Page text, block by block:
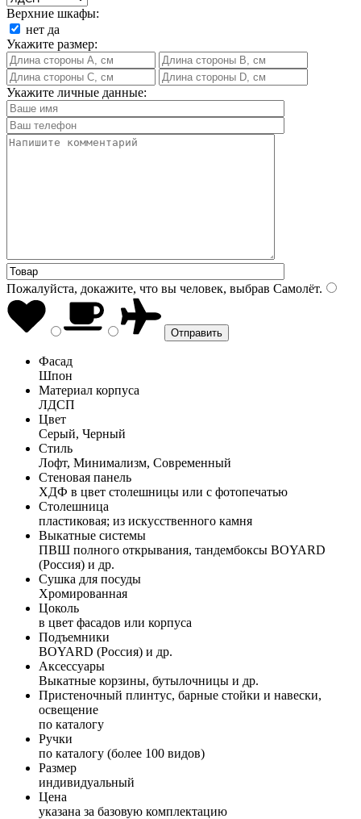
Верхние шкафы:
нет да
Укажите размер:
Укажите личные данные:
Пожалуйста, докажите, что вы человек, выбрав Самолёт.
Фасад
Шпон
Материал корпуса
ЛДСП
Цвет
Серый, Черный
Стиль
Лофт, Минимализм, Современный
Стеновая панель
ХДФ в цвет столешницы или с фотопечатью
Столешница
пластиковая; из искусственного камня
Выкатные системы
ПВШ полного открывания, тандембоксы BOYARD
(Россия) и др.
Сушка для посуды
Хромированная
Цоколь
в цвет фасадов или корпуса
Подъемники
BOYARD (Россия) и др.
Аксессуары
Выкатные корзины, бутылочницы и др.
Пристеночный плинтус, барные стойки и навески,
освещение
по каталогу
Ручки
по каталогу (более 100 видов)
Размер
индивидуальный
Цена
указана за базовую комплектацию